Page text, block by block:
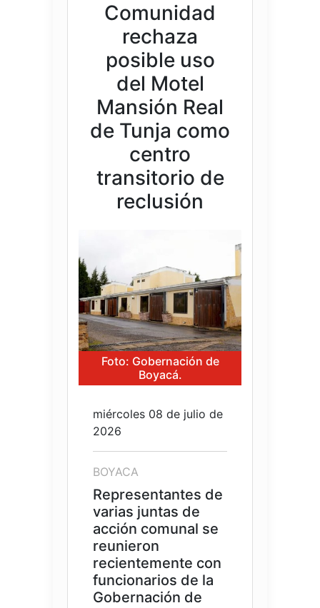
Comunidad
rechaza
posible uso
del Motel
Mansión Real
de Tunja como
centro
transitorio de
reclusión
Foto: Gobernación de
Boyacá.
miércoles 08 de julio de
2026
BOYACA
Representantes de
varias juntas de
acción comunal se
reunieron
recientemente con
funcionarios de la
Gobernación de